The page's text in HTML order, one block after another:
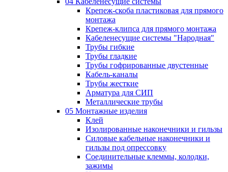
Крепеж-скоба пластиковая для прямого
монтажа
Крепеж-клипса для прямого монтажа
Кабеленесущие системы "Народная"
Трубы гибкие
Трубы гладкие
Трубы гофрированные двустенные
Кабель-каналы
Трубы жесткие
Арматура для СИП
Металлические трубы
05 Монтажные изделия
Клей
Изолированные наконечники и гильзы
Силовые кабельные наконечники и
гильзы под опрессовку
Соединительные клеммы, колодки,
зажимы